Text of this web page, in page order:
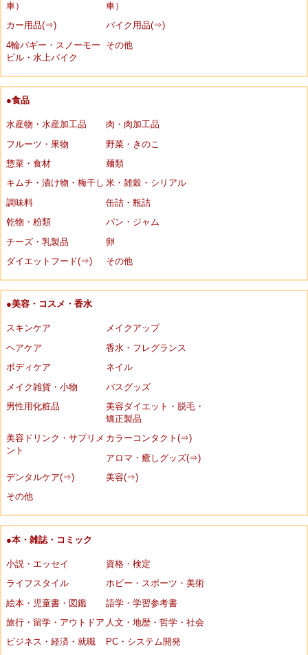
車）
車）
カー用品(⇒)
バイク用品(⇒)
4輪バギー・スノーモー
ビル・水上バイク
その他
●食品
水産物・水産加工品
肉・肉加工品
フルーツ・果物
野菜・きのこ
惣菜・食材
麺類
キムチ・漬け物・梅干し 米・雑穀・シリアル
調味料
缶詰・瓶詰
乾物・粉類
パン・ジャム
チーズ・乳製品
卵
ダイエットフード(⇒)
その他
●美容・コスメ・香水
スキンケア
メイクアップ
ヘアケア
香水・フレグランス
ボディケア
ネイル
メイク雑貨・小物
バスグッズ
男性用化粧品
美容ダイエット・脱毛・
矯正製品
美容ドリンク・サプリメ
ント
カラーコンタクト(⇒)
アロマ・癒しグッズ(⇒)
デンタルケア(⇒)
美容(⇒)
その他
●本・雑誌・コミック
小説・エッセイ
資格・検定
ライフスタイル
ホビー・スポーツ・美術
絵本・児童書・図鑑
語学・学習参考書
旅行・留学・アウトドア 人文・地歴・哲学・社会
ビジネス・経済・就職
PC・システム開発